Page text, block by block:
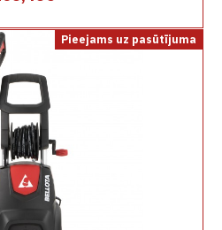
Pieejams uz pasūtījuma